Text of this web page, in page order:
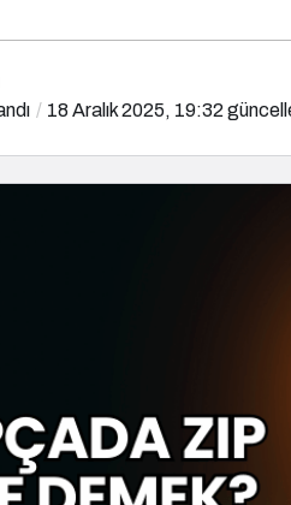
18 Aralık 2025, 19:32